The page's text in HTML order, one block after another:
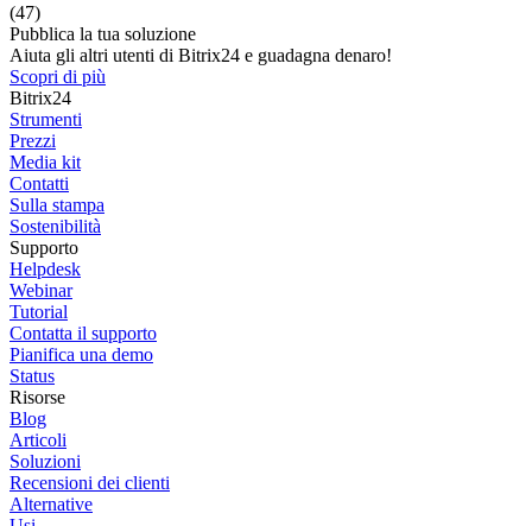
(47)
Pubblica la tua soluzione
Aiuta gli altri utenti di Bitrix24 e guadagna denaro!
Scopri di più
Bitrix24
Strumenti
Prezzi
Media kit
Contatti
Sulla stampa
Sostenibilità
Supporto
Helpdesk
Webinar
Tutorial
Contatta il supporto
Pianifica una demo
Status
Risorse
Blog
Articoli
Soluzioni
Recensioni dei clienti
Alternative